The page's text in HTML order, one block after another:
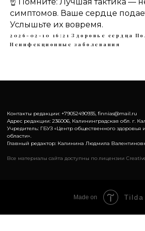
симптомов. Ваше сердце
Услышьте их вовремя.
2026-02-10 16:21 Здоровье сердца
Неинфекционные заболевания
Контакты редакции: +79052490935, finnias@mail.ru
Адрес редакции: 236006, Калининградская обл. г.
Учредитель: ГБУЗ «Центр общественного
области».
Главный редактор: Калинина Людмила
Все материалы сайта доступны по лицензии
Made on Tilda